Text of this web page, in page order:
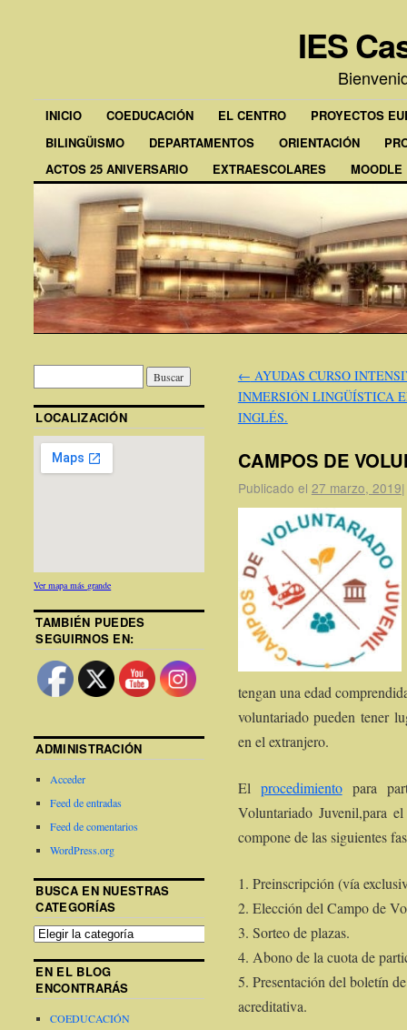
IES
INICIO COEDUCACIÓN EL CENTRO
PROYECTOS
BILINGÜISMO
DEPARTAMENTOS ORIENTACIÓN
ACTOS 25 ANIVERSARIO
EXTRAESCOLARES MOODLE
← AYUDAS CURSO
INMERSIÓN LINGÜÍSTICA
INGLÉS.
CAMPOS DE
Publicado el 27 marzo, 2019|
tengan una edad
voluntariado pueden tener
en el extranjero.
El procedimientopara
Voluntariado Juvenil,para
compone de las siguientes
1. Preinscripción (vía
2. Elección del Campo de
3. Sorteo de plazas.
4. Abono de la cuota de
5. Presentación del boletín
acreditativa.
LOCALIZACIÓN
Ver mapa más grande
TAMBIÉN PUEDES
SEGUIRNOS EN:
ADMINISTRACIÓN
Acceder
Feed de entradas
Feed de comentarios
WordPress.org
BUSCA EN NUESTRAS
CATEGORÍAS
EN EL BLOG
ENCONTRARÁS
COEDUCACIÓN